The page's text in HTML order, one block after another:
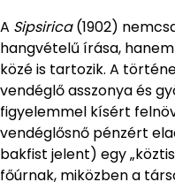
A Sipsirica(1902)
hangvételű írása,
közé is tartozik. A
vendéglő asszonya és
figyelemmel kísért
vendéglősnő pénzért
bakfist jelent) egy
főúrnak, miközben a